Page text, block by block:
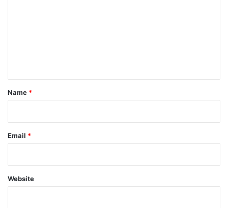
*
Name *
Email *
Website